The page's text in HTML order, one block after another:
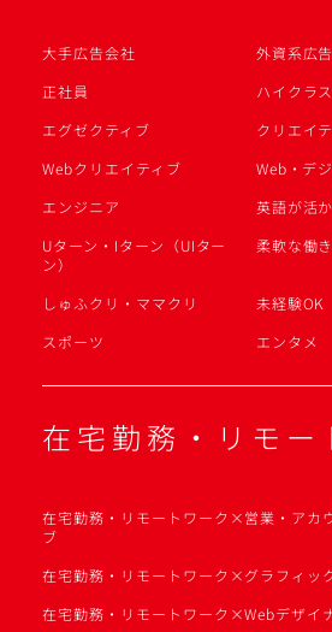
大手広告会社
外資系広
正社員
ハイクラス
エグゼクティブ
クリエイ
Webクリエイティブ
Web・デ
エンジニア
英語が活
Uターン・Iターン（UIター
ン）
柔軟な働
しゅふクリ・ママクリ
未経験OK
スポーツ
エンタメ
在宅勤務・リモー
在宅勤務・リモートワーク×営業・アカ
ブ
在宅勤務・リモートワーク×グラフィッ
在宅勤務・リモートワーク×Webデザイ